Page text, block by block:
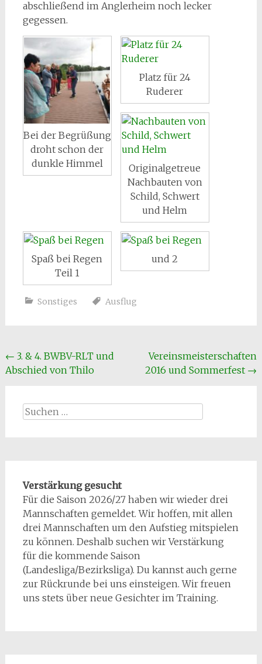
abschließend im Anglerheim noch lecker
gegessen.
Bei der Begrüßung
droht schon der
dunkle Himmel
Platz für 24
Ruderer
Originalgetreue
Nachbauten von
Schild, Schwert
und Helm
Spaß bei Regen
Teil 1
und 2
Sonstiges Ausflug
Beitragsnavigation
← 3. & 4. BWBV-RLT und
Abschied von Thilo
Vereinsmeisterschaften
2016 und Sommerfest →
Suchen
nach:
Verstärkung gesucht
Für die Saison 2026/27 haben wir wieder drei
Mannschaften gemeldet. Wir hoffen, mit allen
drei Mannschaften um den Aufstieg mitspielen
zu können. Deshalb suchen wir Verstärkung
für die kommende Saison
(Landesliga/Bezirksliga). Du kannst auch gerne
zur Rückrunde bei uns einsteigen. Wir freuen
uns stets über neue Gesichter im Training.